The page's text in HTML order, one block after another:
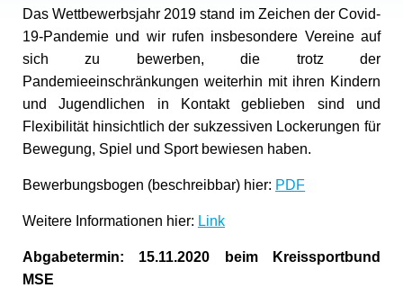
Das Wettbewerbsjahr 2019 stand im Zeichen der Covid-
19-Pandemie und wir rufen insbesondere Vereine auf
sich zu bewerben, die trotz der
Pandemieeinschränkungen weiterhin mit ihren Kindern
und Jugendlichen in Kontakt geblieben sind und
Flexibilität hinsichtlich der sukzessiven Lockerungen für
Bewegung, Spiel und Sport bewiesen haben.
Bewerbungsbogen (beschreibbar) hier: PDF
Weitere Informationen hier: Link
Abgabetermin: 15.11.2020 beim Kreissportbund
MSE